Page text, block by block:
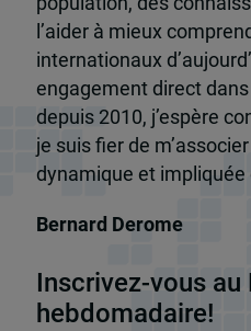
l’aider à mieux
internationaux
engagement direct
depuis 2010, j’espère
je suis fier de
dynamique et impliquée
Bernard Derome
Inscrivez-vous au
hebdomadaire!